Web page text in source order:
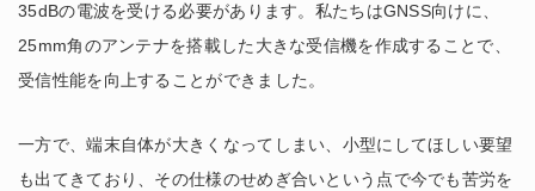
35dBの電波を受ける必要があります。私たちはGNSS向けに、
25mm角のアンテナを搭載した大きな受信機を作成することで、
受信性能を向上することができました。
一方で、端末自体が大きくなってしまい、小型にしてほしい要望
も出てきており、その仕様のせめぎ合いという点で今でも苦労を